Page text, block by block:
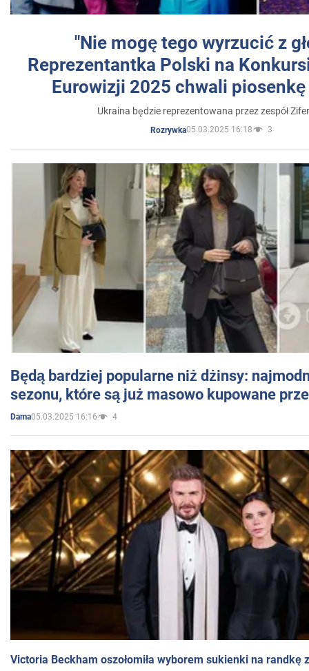
"Nie mogę tego wyrzucić z
Reprezentantka Polski na
Eurowizji 2025 chwali
Ukraina będzie reprezentowana przez zespół
Rozrywka05.03.2025 16:18 3
Będą bardziej popularne niż dżinsy:
sezonu, które są już masowo kupowane
Dama05.03.2025 16:16 4
Victoria Beckham oszołomiła wyborem sukienki na randkę